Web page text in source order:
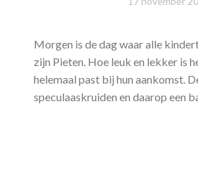
Morgen is de dag waar alle
zijn Pieten. Hoe leuk en lekker is
helemaal past bij hun aankomst.
speculaaskruiden en daarop een